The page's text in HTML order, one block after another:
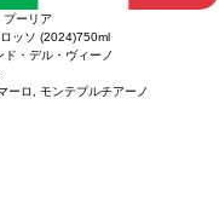
ーリア
ッソ (2024)750ml
ド・デル・ヴィーノ
ーロ, モンテプルチアーノ